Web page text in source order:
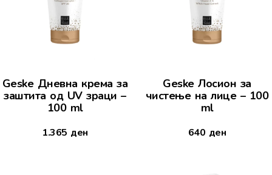
Geske Дневна крема за
заштита од UV зраци –
100 ml
1.365 ден
Geske Лосион за
чистење на лице – 100
ml
640 ден